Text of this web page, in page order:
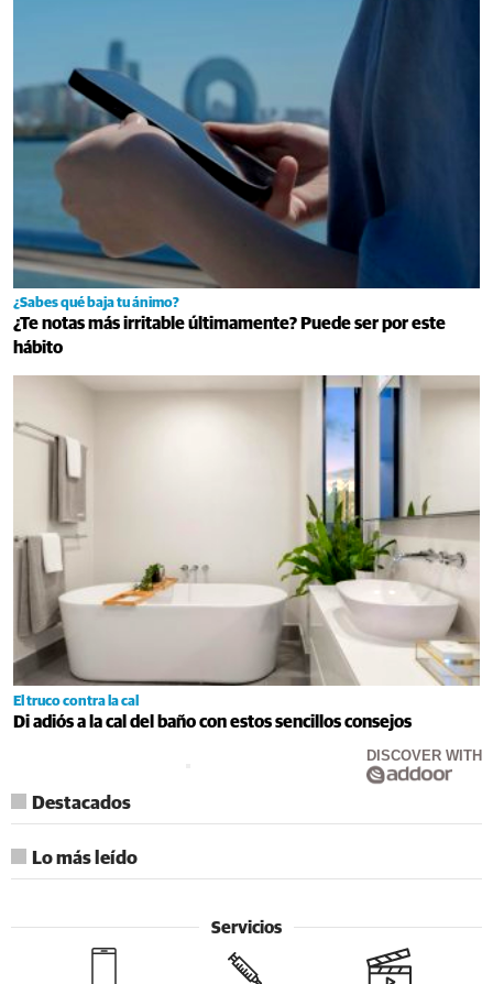
¿Sabes qué baja tu ánimo?
¿Te notas más irritable últimamente? Puede ser por este
hábito
El truco contra la cal
Di adiós a la cal del baño con estos sencillos consejos
DISCOVER WITH
Destacados
Lo más leído
Servicios